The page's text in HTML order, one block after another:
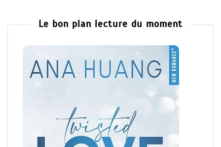
Le bon plan lecture du moment